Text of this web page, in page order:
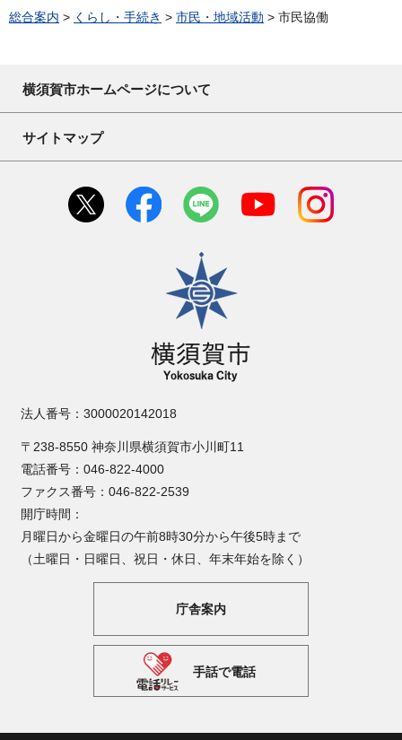
総合案内 > くらし・手続き > 市民・地域活動 > 市民協働
横須賀市ホームページについて
サイトマップ
横須賀市
法人番号：3000020142018
〒238-8550 神奈川県横須賀市小川町11
電話番号：046-822-4000
ファクス番号：046-822-2539
開庁時間：
月曜日から金曜日の午前8時30分から午後5時まで
（土曜日・日曜日、祝日・休日、年末年始を除く）
庁舎案内
手話で電話